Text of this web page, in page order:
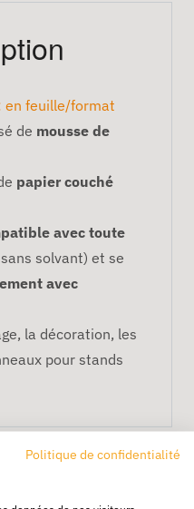
en feuille/format
de mousse de
papier couché
avec toute
solvant) et se
avec
la décoration, les
pour stands
Politique de confidentialité